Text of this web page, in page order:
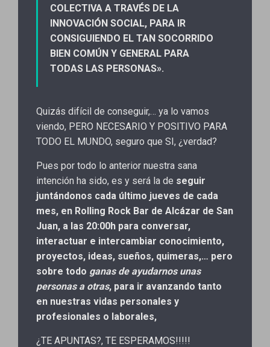
COLECTIVA A TRAVÉS DE LA
INNOVACIÓN SOCIAL, PARA IR
CONSIGUIENDO EL TAN SOCORRIDO
BIEN COMÚN Y GENERAL PARA
TODAS LAS PERSONAS».
Quizás difícil de conseguir,… ya lo vamos
viendo, PERO NECESARIO Y POSITIVO PARA
TODO EL MUNDO, seguro que SI, ¿verdad?
Pues por todo lo anterior nuestra sana
intención ha sido, es y será la de seguir
juntándonos cada último jueves de cada
mes, en Rolling Rock Bar de Alcázar de San
Juan, a las 20:00h para conversar,
interactuar e intercambiar conocimiento,
proyectos, ideas, sueños, quimeras,… pero
sobre todo ganas de ayudarnos unas
personas a otras, para ir avanzando tanto
en nuestras vidas personales y
profesionales o laborales,
¿TE APUNTAS?, TE ESPERAMOS!!!!!